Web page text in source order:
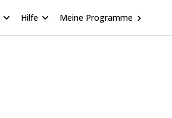
Hilfe Meine Programme